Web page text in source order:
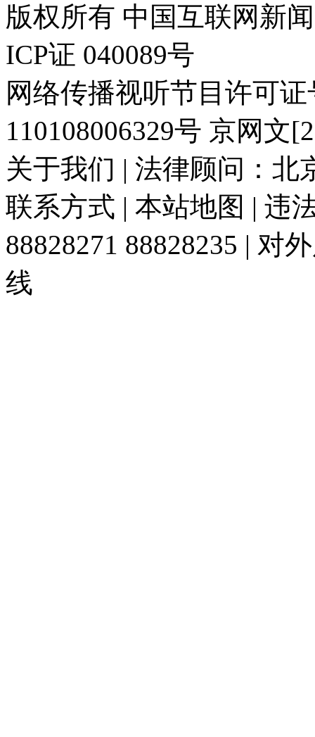
版权所有 中国互联网新
ICP证 040089号
网络传播视听节目许可
110108006329号 京网文
关于我们 | 法律顾问：北
联系方式 | 本站地图 | 违
88828271 88828235 | 对
线